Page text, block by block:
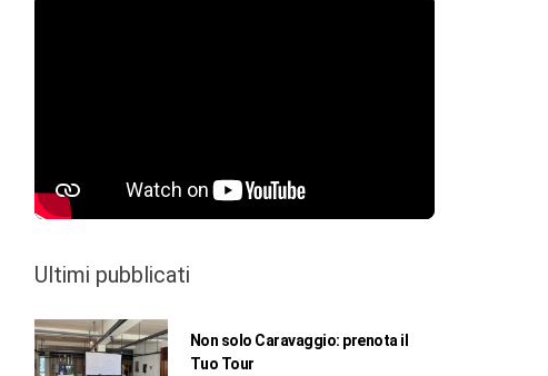
Ultimi pubblicati
Non solo Caravaggio: prenota il
Tuo Tour